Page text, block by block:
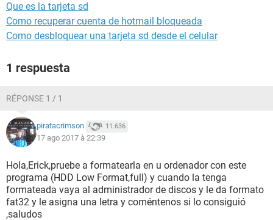
Que es la tarjeta sd
Como recuperar cuenta de hotmail bloqueada
Como desbloquear una tarjeta sd desde el celular
1 respuesta
RÉPONSE 1 / 1
piratacrimson 11.636
17 ago 2017 à 22:39
Hola,Erick,pruebe a formatearla en u ordenador con este
programa (HDD Low Format,full) y cuando la tenga
formateada vaya al administrador de discos y le da formato
fat32 y le asigna una letra y coméntenos si lo consiguió
,saludos